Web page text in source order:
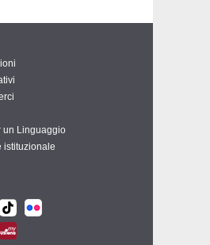
un Linguaggio
istituzionale